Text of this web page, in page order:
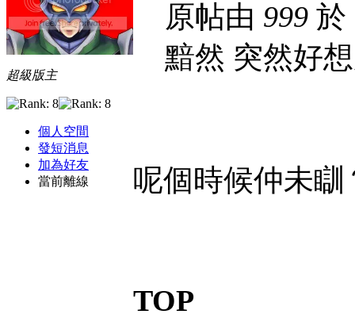
超級版主
個人空間
發短消息
加為好友
當前離線
原帖由 999 於
黯然 突然好
呢個時候仲未瞓
TOP